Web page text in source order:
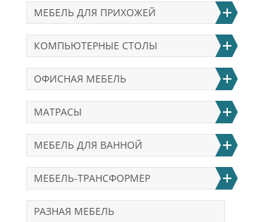
МЕБЕЛЬ ДЛЯ ПРИХОЖЕЙ
КОМПЬЮТЕРНЫЕ СТОЛЫ
ОФИСНАЯ МЕБЕЛЬ
МАТРАСЫ
МЕБЕЛЬ ДЛЯ ВАННОЙ
МЕБЕЛЬ-ТРАНСФОРМЕР
РАЗНАЯ МЕБЕЛЬ